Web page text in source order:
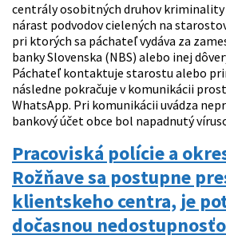
centrály osobitných druhov kriminality
nárast podvodov cielených na
pri ktorých sa páchateľ vydáva za
banky Slovenska (NBS) alebo inej
Páchateľ kontaktuje starostu alebo
následne pokračuje v komunikácii
WhatsApp. Pri komunikácii uvádza
bankový účet obce bol napadnutý
Pracoviská polície a
Rožňave sa postupne
klientskeho centra, je
dočasnou